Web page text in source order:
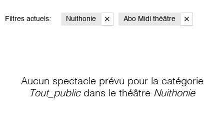
Filtres actuels: Nuithonie Abo Midi théâtre
Aucun spectacle prévu pour la catégorie
Tout_publicdans le théâtre Nuithonie